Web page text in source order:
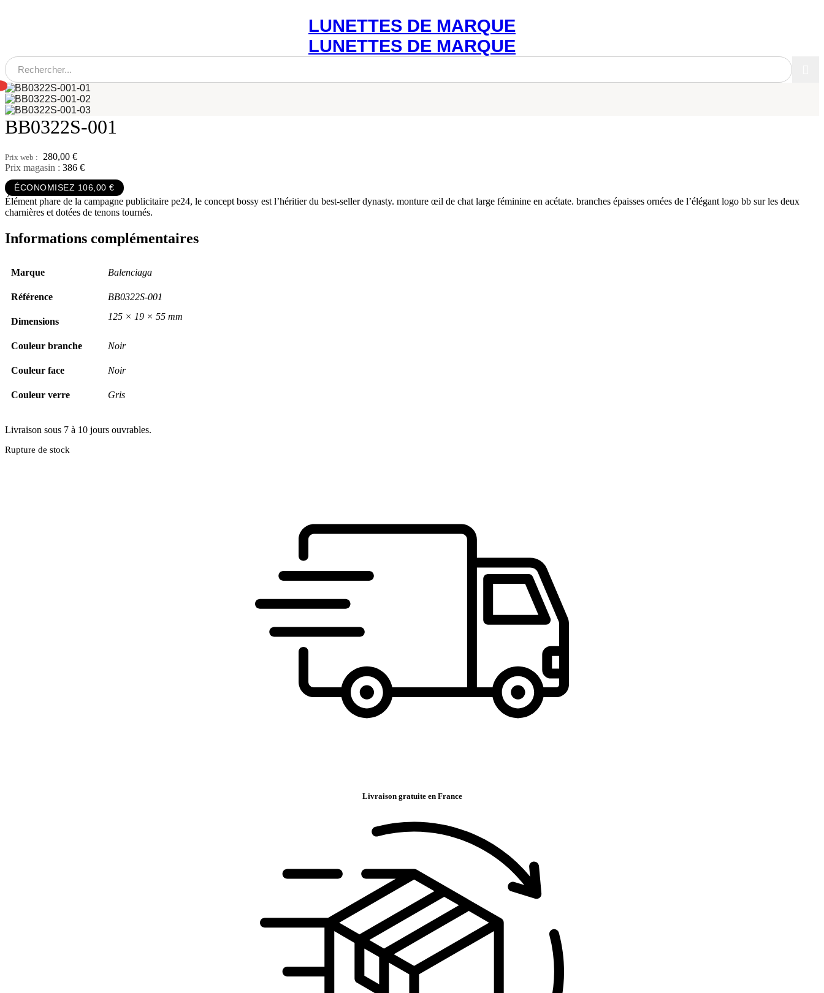
LUNETTES DE MARQUE
LUNETTES DE MARQUE
BB0322S-001
280,00 €
Prix magasin : 386 €
ÉCONOMISEZ 106,00 €
Élément phare de la campagne publicitaire pe24, le concept bossy est l’héritier du best-seller dynasty. monture œil de chat large féminine en acétate. branches épaisses ornées de l’élégant logo bb sur les deux
charnières et dotées de tenons tournés.
Informations complémentaires
Référence BB0322S-001
Dimensions 125 × 19 × 55 mm
Couleur branche Noir
Couleur face Noir
Couleur verre Gris
Marque Balenciaga
Livraison sous 7 à 10 jours ouvrables.
Rupture de stock
Livraison gratuite en France